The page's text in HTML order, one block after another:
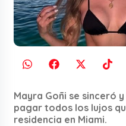
Mayra Goñi se sinceró
pagar todos los lujos
residencia en Miami.